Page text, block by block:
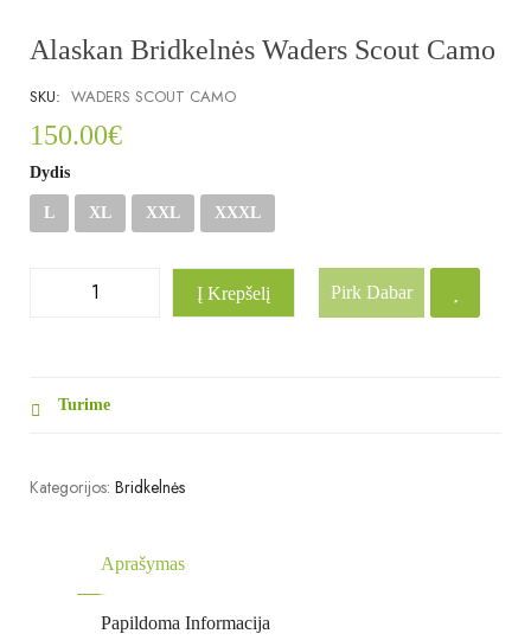
Alaskan Bridkelnės Waders Scout Camo
SKU: WADERS SCOUT CAMO
150.00€
Dydis
L XL XXL XXXL
Į Krepšelį Pirk Dabar
Turime
Kategorijos: Bridkelnės
Aprašymas
Papildoma Informacija